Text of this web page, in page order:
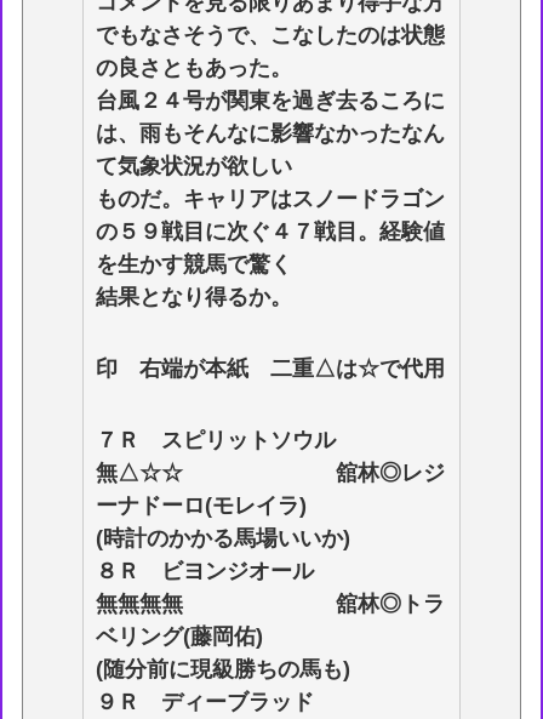
でもなさそうで、こなしたのは状態
の良さともあった。
台風２４号が関東を過ぎ去るころに
は、雨もそんなに影響なかったなん
て気象状況が欲しい
ものだ。キャリアはスノードラゴン
の５９戦目に次ぐ４７戦目。経験値
を生かす競馬で驚く
結果となり得るか。
印 右端が本紙 二重△は☆で代用
７Ｒ スピリットソウル
無△☆☆ 舘林◎レジ
ーナドーロ(モレイラ)
(時計のかかる馬場いいか)
８Ｒ ビヨンジオール
無無無無 舘林◎トラ
ベリング(藤岡佑)
(随分前に現級勝ちの馬も)
９Ｒ ディーブラッド